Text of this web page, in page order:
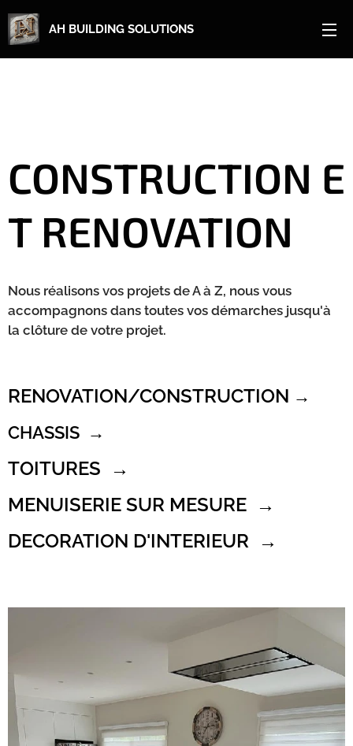
AH BUILDING SOLUTIONS
CONSTRUCTION E
T RENOVATION
Nous réalisons vos projets de A à Z, nous vous
accompagnons dans toutes vos démarches jusqu'à
la clôture de votre projet.
RENOVATION/CONSTRUCTION →
CHASSIS →
TOITURES →
MENUISERIE SUR MESURE →
DECORATION D'INTERIEUR →